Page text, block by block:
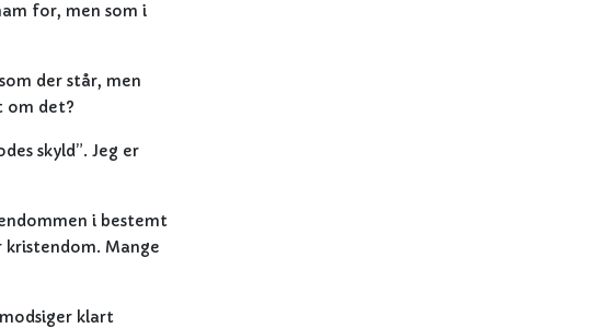
for, men som i
der står, men
om det?
skyld”. Jeg er
i bestemt
Mange
klart